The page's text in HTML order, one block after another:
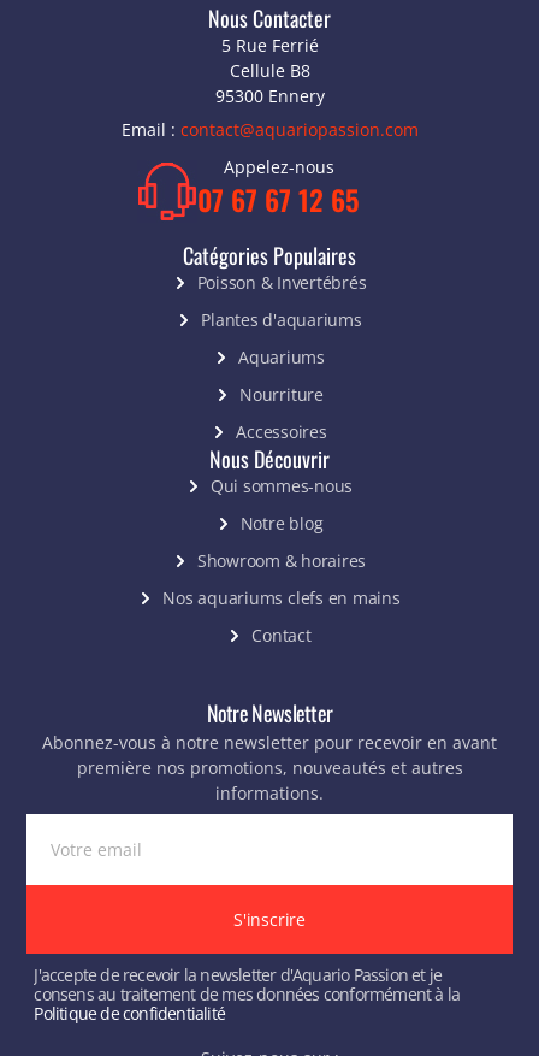
Nous Contacter
5 Rue Ferrié
Cellule B8
95300 Ennery
Email : contact@aquariopassion.com
Appelez-nous
07 67 67 12 65
Catégories Populaires
Poisson & Invertébrés
Plantes d'aquariums
Aquariums
Nourriture
Accessoires
Nous Découvrir
Qui sommes-nous
Notre blog
Showroom & horaires
Nos aquariums clefs en mains
Contact
Notre Newsletter
Abonnez-vous à notre newsletter pour recevoir en avant
première nos promotions, nouveautés et autres
informations.
J'accepte de recevoir la newsletter d'Aquario Passion et je
consens au traitement de mes données conformément à la
Politique de confidentialité
S'inscrire